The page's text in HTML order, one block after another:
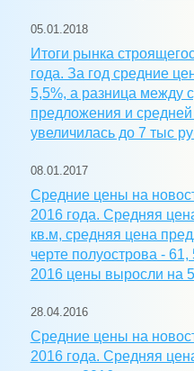
05.01.2018
Итоги рынка
года. За год средние
5,5%, а разница между
предложения и
увеличилась до 7 тыс
08.01.2017
Средние цены на
2016 года. Средняя
кв.м, средняя цена
черте полуострова -
2016 цены выросли на
28.04.2016
Средние цены на
2016 года. Средняя